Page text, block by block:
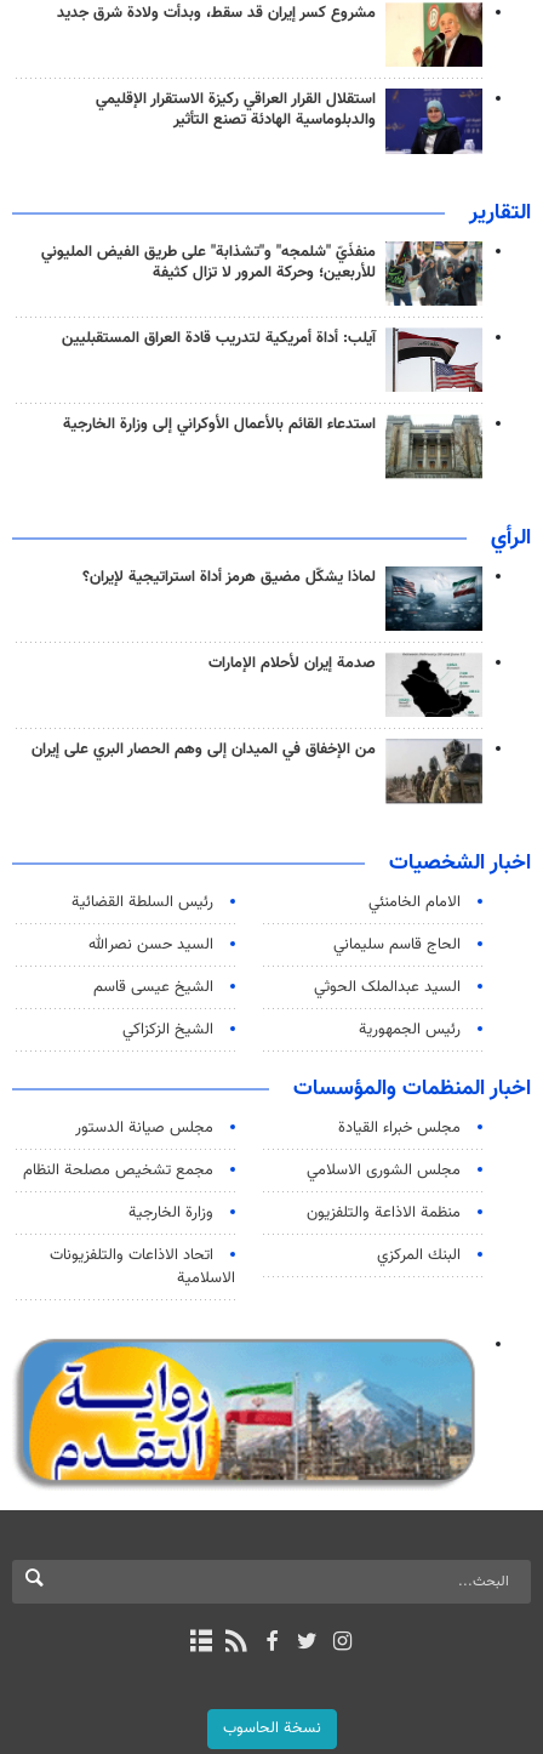
مشروع كسر إيران قد سقط، وبدأت ولادة شرق جديد
استقلال القرار العراقي ركيزة الاستقرار الإقليمي
والدبلوماسية الهادئة تصنع التأثير
التقارير
منفذَيّ "شلمجه" و"تشذابة" على طريق الفيض المليوني
للأربعين؛ وحركة المرور لا تزال كثيفة
آيلب: أداة أمريكية لتدريب قادة العراق المستقبليين
استدعاء القائم بالأعمال الأوكراني إلى وزارة الخارجية
الرأي
لماذا يشكّل مضيق هرمز أداة استراتيجية لإيران؟
صدمة إيران لأحلام الإمارات
من الإخفاق في الميدان إلى وهم الحصار البري على إيران
اخبار الشخصيات
الامام الخامنئي
رئیس السلطة القضائیة
الحاج قاسم سليماني
السيد حسن نصرالله
السید عبدالملک الحوثي
الشيخ عيسى قاسم
رئيس الجمهورية
الشيخ الزكزاكي
اخبار المنظمات والمؤسسات
مجلس خبراء القيادة
مجلس صيانة الدستور
مجلس الشورى الاسلامي
مجمع تشخيص مصلحة النظام
منظمة الاذاعة والتلفزیون
وزارة الخارجية
البنك المركزي
اتحاد الاذاعات والتلفزيونات
الاسلامية
نسخة الحاسوب